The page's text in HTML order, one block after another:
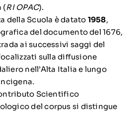
(RI OPAC).
della Scuola è datato 1958,
del documento del 1676,
ai successivi saggi del
sulla diffusione
nell’Alta Italia e lungo
Scientifico
del corpus si distingue